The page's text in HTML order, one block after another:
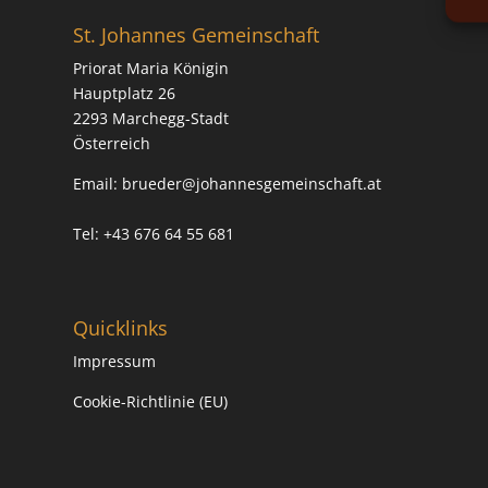
St. Johannes Gemeinschaft
Priorat Maria Königin
Hauptplatz 26
2293 Marchegg-Stadt
Österreich
Email: brueder@johannesgemeinschaft.at
Tel: +43 676 64 55 681
Quicklinks
Impressum
Cookie-Richtlinie (EU)